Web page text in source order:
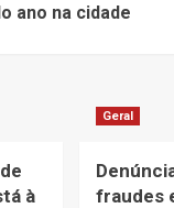
ano na cidade
à
Geral
fraudes